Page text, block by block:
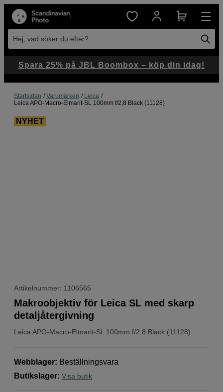
Hej, vad söker du efter?
Startsidan Varumärken
Leica
Leica APO-Macro-Elmarit-SL 100mm f/2,8 Black (11128)
NYHET
Artikelnummer: 1106565
Leica APO-Macro-Elmarit-SL 100mm f/2,8 Black (11128)
Makroobjektiv för Leica SL med skarp
detaljåtergivning
Webblager: Beställningsvara
Butikslager: Visa butik
Spara 25% på JBL Boombox – köp din idag!